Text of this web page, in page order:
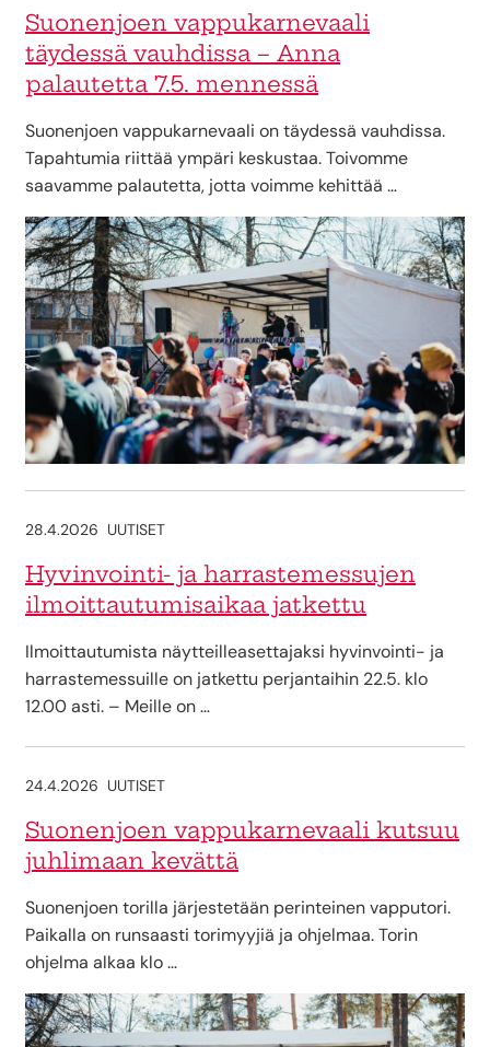
Suonenjoen vappukarnevaali
täydessä vauhdissa – Anna
palautetta 7.5. mennessä
Suonenjoen vappukarnevaali on täydessä vauhdissa.
Tapahtumia riittää ympäri keskustaa. Toivomme
saavamme palautetta, jotta voimme kehittää …
28.4.2026 UUTISET
Hyvinvointi- ja harrastemessujen
ilmoittautumisaikaa jatkettu
Ilmoittautumista näytteilleasettajaksi hyvinvointi- ja
harrastemessuille on jatkettu perjantaihin 22.5. klo
12.00 asti. – Meille on …
24.4.2026 UUTISET
Suonenjoen vappukarnevaali kutsuu
juhlimaan kevättä
Suonenjoen torilla järjestetään perinteinen vapputori.
Paikalla on runsaasti torimyyjiä ja ohjelmaa. Torin
ohjelma alkaa klo …